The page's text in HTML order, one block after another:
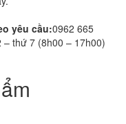
yêu cầu:0962 665
thứ 7 (8h00 – 17h00)